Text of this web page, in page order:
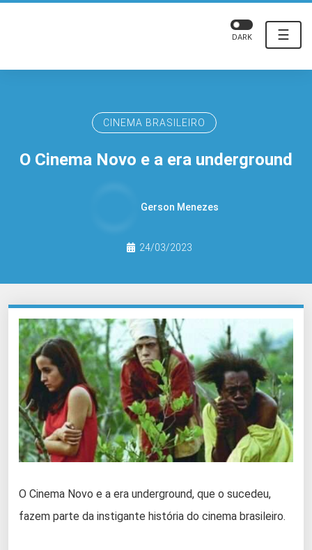
☰
DARK
CINEMA BRASILEIRO
O Cinema Novo e a era underground
Gerson Menezes
24/03/2023
O Cinema Novo e a era underground, que o sucedeu,
fazem parte da instigante história do cinema brasileiro.